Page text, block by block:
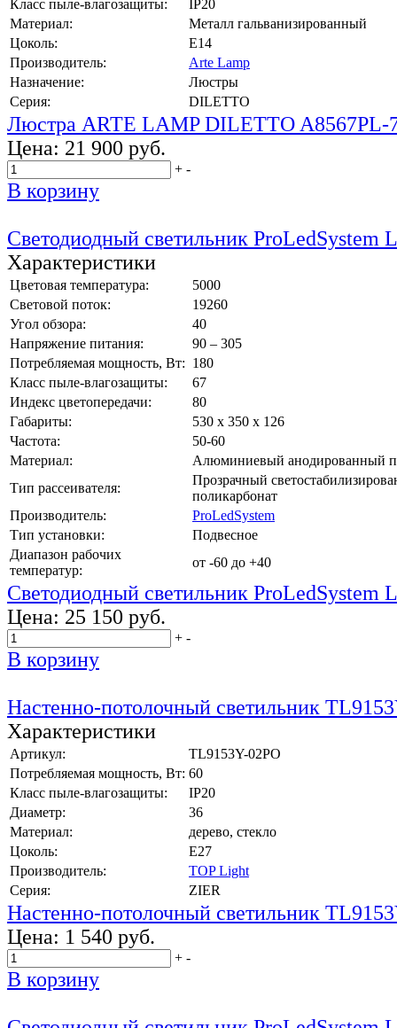
Класс пыле-влагозащиты:
IP20
Материал:
Металл гальванизированный
Цоколь:
E14
Производитель:
Arte Lamp
Назначение:
Люстры
Серия:
DILETTO
Люстра ARTE LAMP DILETTO A8567PL-
Цена: 21 900 руб.
+ -
В корзину
Светодиодный светильник ProLedSystem
Характеристики
Цветовая температура:
5000
Световой поток:
19260
Угол обзора:
40
Напряжение питания:
90 – 305
Потребляемая мощность, Вт: 180
Класс пыле-влагозащиты:
67
Индекс цветопередачи:
80
Габариты:
530 х 350 х 126
Частота:
50-60
Материал:
Алюминиевый анодированный
Тип рассеивателя:
Прозрачный
поликарбонат
Производитель:
ProLedSystem
Тип установки:
Подвесное
Диапазон рабочих
температур:
от -60 до +40
Светодиодный светильник ProLedSystem
Цена: 25 150 руб.
+ -
В корзину
Настенно-потолочный светильник
Характеристики
Артикул:
TL9153Y-02PO
Потребляемая мощность, Вт: 60
Класс пыле-влагозащиты:
IP20
Диаметр:
36
Материал:
дерево, стекло
Цоколь:
E27
Производитель:
TOP Light
Серия:
ZIER
Настенно-потолочный светильник
Цена: 1 540 руб.
+ -
В корзину